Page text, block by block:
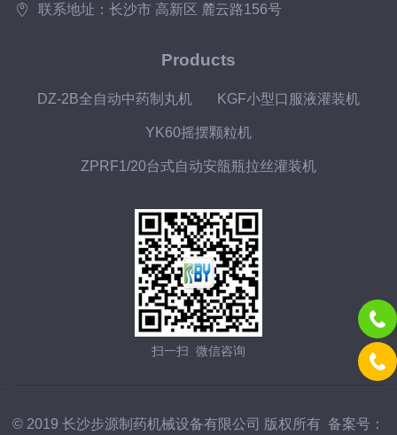
联系地址：长沙市 高新区 麓云路156号
Products
DZ-2B全自动中药制丸机 KGF小型口服液灌装机
YK60摇摆颗粒机
ZPRF1/20台式自动安瓿瓶拉丝灌装机
扫一扫 微信咨询
© 2019 长沙步源制药机械设备有限公司 版权所有 备案号：